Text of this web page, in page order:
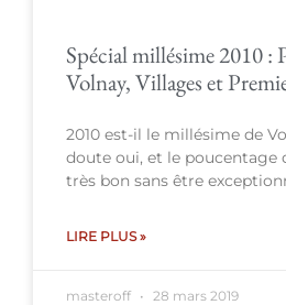
Spécial millésime 2010 :
Volnay, Villages et
2010 est-il le millésime de
doute oui, et le poucentage
très bon sans être
LIRE PLUS »
masteroff 28 mars 2019